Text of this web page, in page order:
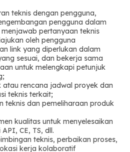
teknis dengan pengguna,
pengguna dalam
pertanyaan teknis
oleh pengguna
link yang diperlukan dalam
sesuai, dan bekerja sama
untuk melengkapi petunjuk
atau rencana jadwal proyek dan
teknis terkait;
teknis dan pemeliharaan produk
kualitas untuk menyelesaikan
CE, TS, dll.
teknis, perbaikan proses,
kerja kolaboratif